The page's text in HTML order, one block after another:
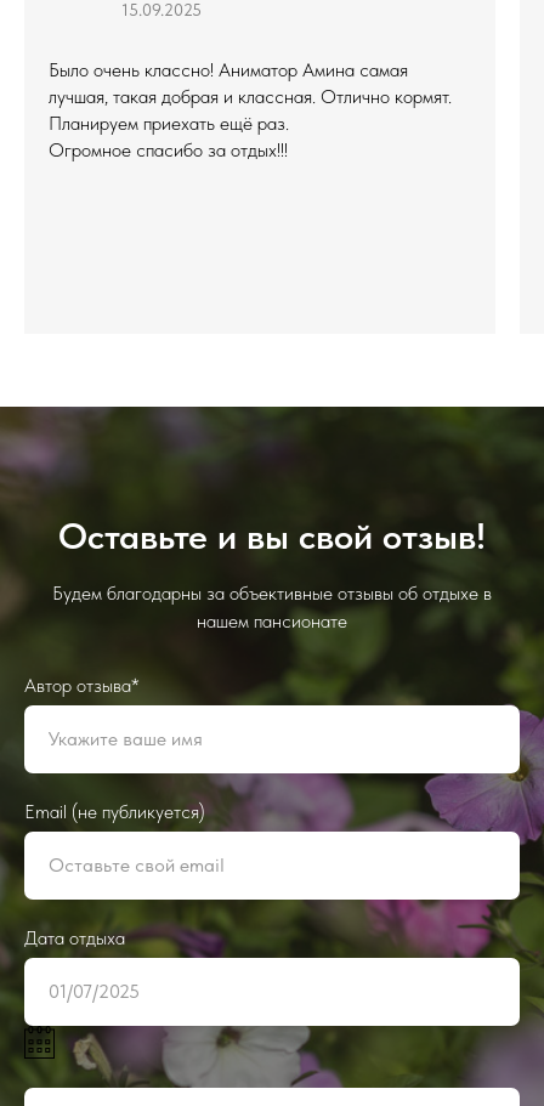
15.09.2025
Было очень классно! Аниматор Амина самая
лучшая, такая добрая и классная. Отлично кормят.
Планируем приехать ещё раз.
Огромное спасибо за отдых!!!
Оставьте и вы свой отзыв!
Будем благодарны за объективные отзывы об отдыхе в
нашем пансионате
Автор отзыва*
Email (не публикуется)
Дата отдыха